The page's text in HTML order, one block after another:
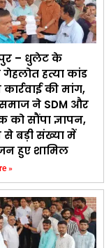
– धुलेट के
गेहलोत हत्या कांड
की मांग,
समाज ने SDM और
को सौंपा ज्ञापन,
से बड़ी संख्या में
हुए शामिल
»